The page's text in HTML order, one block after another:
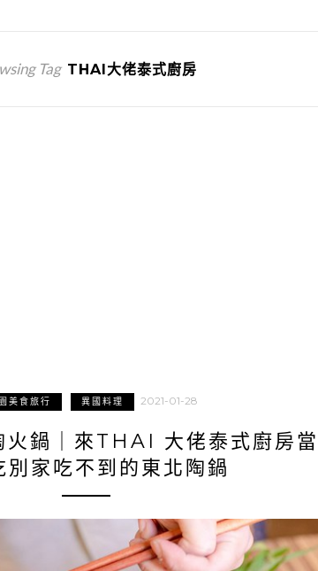
Tag THAI大佬泰式廚房
美食旅行 異國料理 2021-01-28
火鍋｜來THAI 大佬泰式廚房
別家吃不到的東北陶鍋